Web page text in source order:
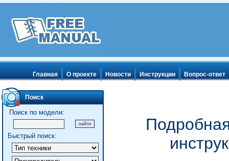
Главная О проекте Новости Инструкции Вопрос-ответ
Поиск
Поиск по модели:
Быстрый поиск: